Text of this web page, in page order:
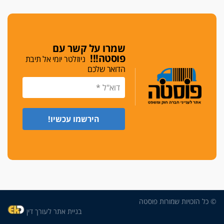
בימ"ש מחוזי: החלטת עמית בכר לדחות מינוי מנכ"ל
חדש ללשכה אינה סבירה
משפחה ופוליטיקה
עו"ד גלעד מנשה ויאיר בכורו חגגו בר מצווה, שרי
דורשים הגנה וביטחון"
שמרו על קשר עם
פוסטה!!! ניוזלטר יומי אל תיבת
הדואר שלכם
© כל הזכויות שמורות פוסטה
בניית אתר לעורך דין